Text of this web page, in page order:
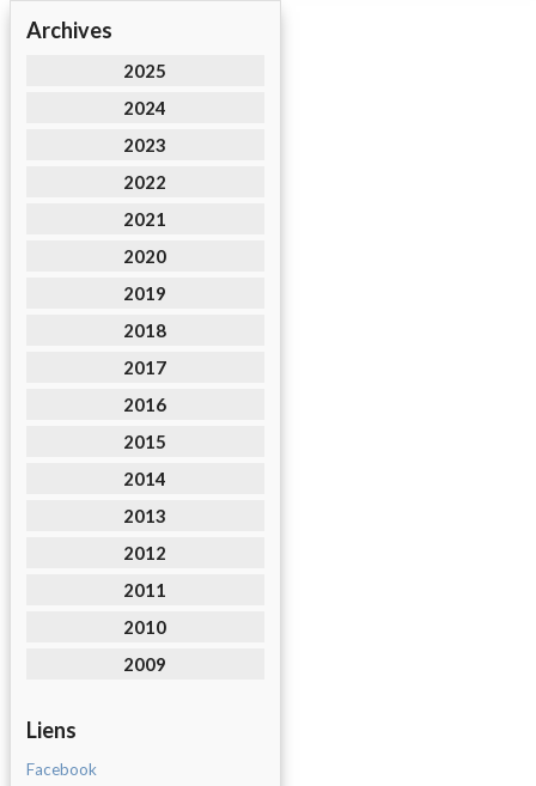
Archives
2025
2024
2023
2022
2021
2020
2019
2018
2017
2016
2015
2014
2013
2012
2011
2010
2009
Liens
Facebook